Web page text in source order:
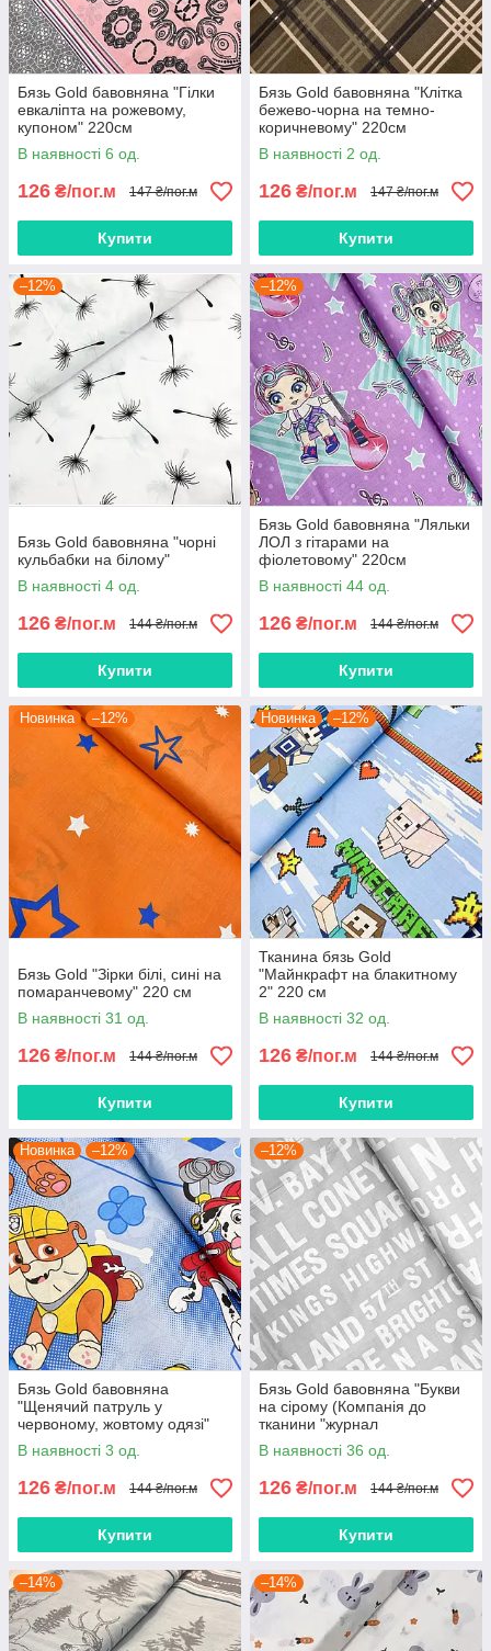
Бязь Gold бавовняна "Гілки
евкаліпта на рожевому,
купоном" 220см
В наявності 6 од.
126 ₴/пог.м 147 ₴/пог.м
Купити
Бязь Gold бавовняна "Клітка
бежево-чорна на темно-
коричневому" 220см
В наявності 2 од.
126 ₴/пог.м 147 ₴/пог.м
Купити
–12%
Бязь Gold бавовняна "чорні
кульбабки на білому"
В наявності 4 од.
126 ₴/пог.м 144 ₴/пог.м
Купити
–12%
Бязь Gold бавовняна "Ляльки
ЛОЛ з гітарами на
фіолетовому" 220см
В наявності 44 од.
126 ₴/пог.м 144 ₴/пог.м
Купити
Новинка –12%
Бязь Gold "Зірки білі, сині на
помаранчевому" 220 см
В наявності 31 од.
126 ₴/пог.м 144 ₴/пог.м
Купити
Новинка –12%
Тканина бязь Gold
"Майнкрафт на блакитному
2" 220 см
В наявності 32 од.
126 ₴/пог.м 144 ₴/пог.м
Купити
Новинка –12%
Бязь Gold бавовняна
"Щенячий патруль у
червоному, жовтому одязі"
В наявності 3 од.
126 ₴/пог.м 144 ₴/пог.м
Купити
–12%
Бязь Gold бавовняна "Букви
на сірому (Компанія до
тканини "журнал
NewYorkTimes")" 220см
В наявності 36 од.
126 ₴/пог.м 144 ₴/пог.м
Купити
–14% –14%